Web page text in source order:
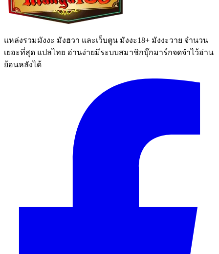
แหล่งรวมมังงะ มังฮวา และเว็บตูน มังงะ18+ มังงะวาย จำนวน
เยอะที่สุด แปลไทย อ่านง่ายมีระบบสมาชิกบุ๊กมาร์กจดจำไว้อ่าน
ย้อนหลังได้